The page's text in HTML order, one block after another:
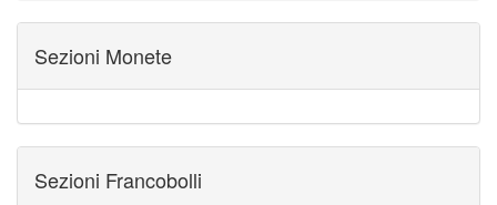
ALBUM PER CARTAMONETA 1
CARTELLE FILATELICHE MARINI
21
FOGLI FILATELICI VATICANO 37
FOGLI MARINI PERIODI SEPARATI VATICANO
Sezioni Monete
Sezioni Francobolli